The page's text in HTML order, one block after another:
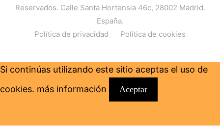
Reservados. Calle Santa Hortensia 46c, 28002 Madrid.
España.
Política de privacidad
Política de cookies
Si continúas utilizando este sitio aceptas el uso de
cookies. más información Aceptar